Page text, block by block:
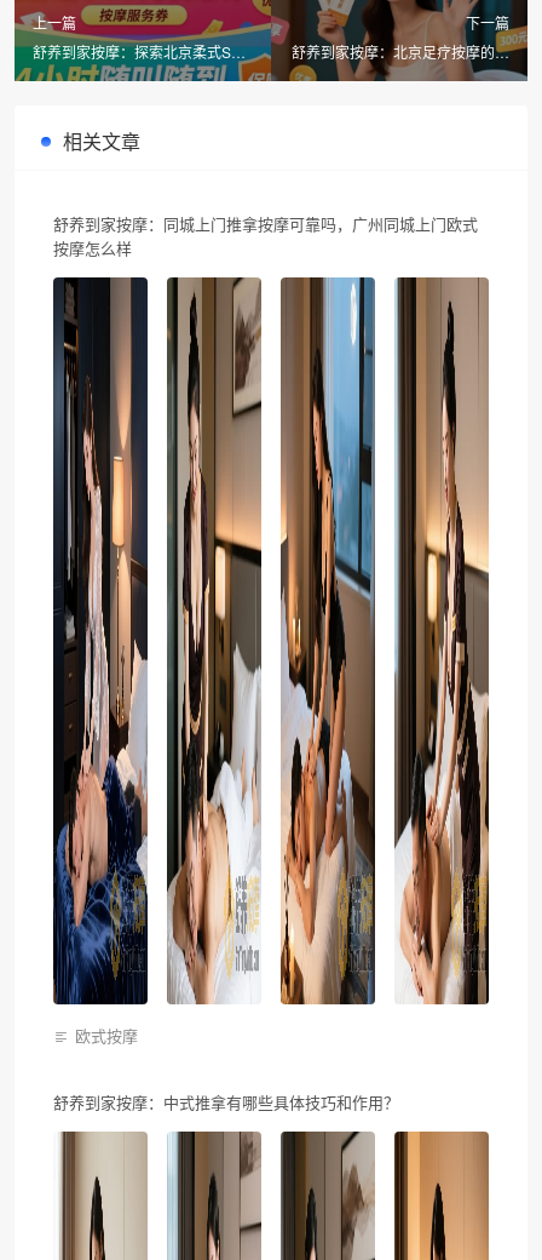
上一篇
舒养到家按摩：探索北京柔式SPA
的独特魅力
下一篇
舒养到家按摩：北京足疗按摩的养
生之道
相关文章
舒养到家按摩：同城上门推拿按摩可靠吗，广州同城上门欧式
按摩怎么样
欧式按摩
舒养到家按摩：中式推拿有哪些具体技巧和作用？